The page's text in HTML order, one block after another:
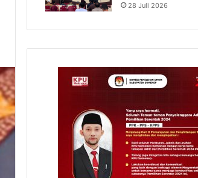
28 Juli 2026